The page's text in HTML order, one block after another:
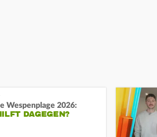
Wespenplage 2026:
DAGEGEN?